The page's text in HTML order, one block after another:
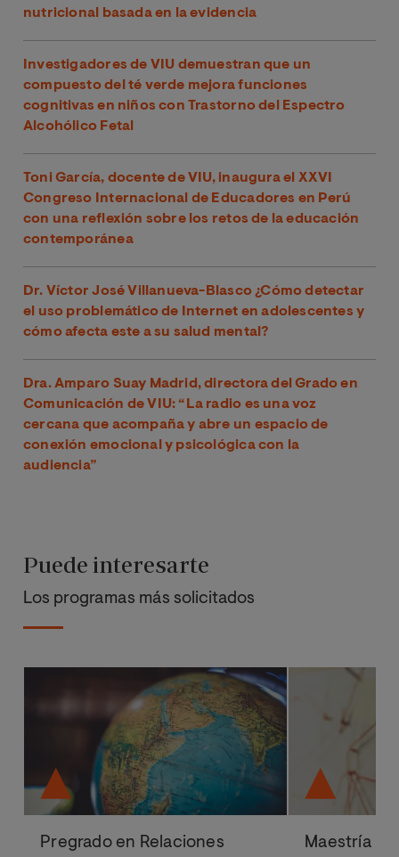
nutricional basada en la evidencia
Investigadores de VIU demuestran que un
compuesto del té verde mejora funciones
cognitivas en niños con Trastorno del Espectro
Alcohólico Fetal
Toni García, docente de VIU, inaugura el XXVI
Congreso Internacional de Educadores en Perú
con una reflexión sobre los retos de la educación
contemporánea
Dr. Víctor José Villanueva-Blasco ¿Cómo detectar
el uso problemático de Internet en adolescentes y
cómo afecta este a su salud mental?
Dra. Amparo Suay Madrid, directora del Grado en
Comunicación de VIU: “La radio es una voz
cercana que acompaña y abre un espacio de
conexión emocional y psicológica con la
audiencia”
Puede interesarte
Los programas más solicitados
Pregrado en Relaciones
Maestría